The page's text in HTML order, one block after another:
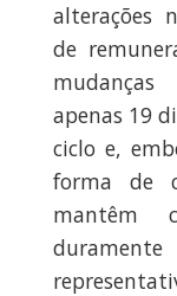
alterações
de
apenas 19
ciclo e,
forma de
mantêm